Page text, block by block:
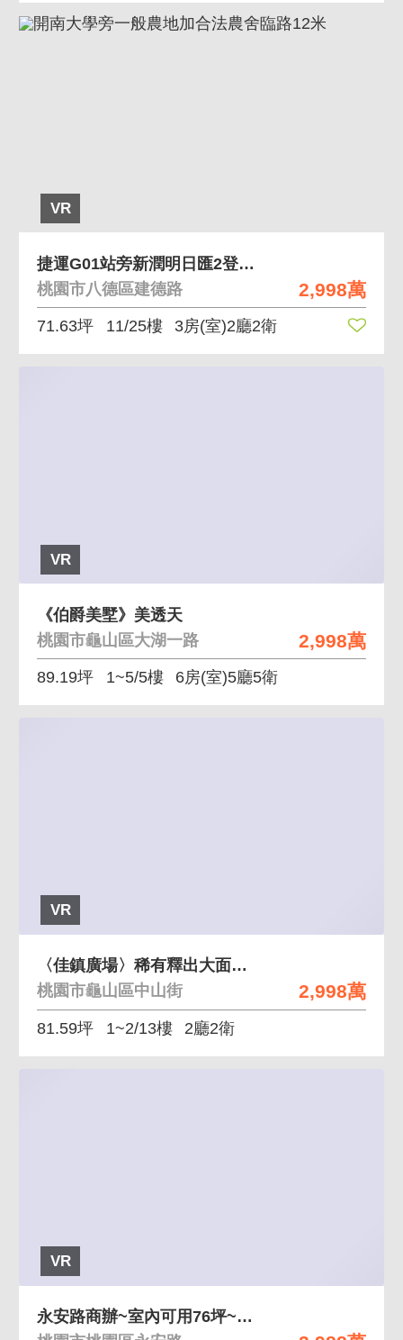
VR
2,998萬
捷運G01站旁新潤明日匯2登峰苑三房平車
桃園市八德區建德路
71.63坪 11/25樓 3房(室)2廳2衛
VR
2,998萬
《伯爵美墅》美透天
桃園市龜山區大湖一路
89.19坪 1~5/5樓 6房(室)5廳5衛
VR
2,998萬
〈佳鎮廣場〉稀有釋出大面寬挑高金店面
桃園市龜山區中山街
81.59坪 1~2/13樓 2廳2衛
VR
永安路商辦~室內可用76坪~雙車位